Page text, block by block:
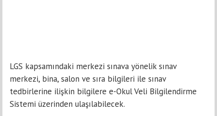
LGS kapsamındaki merkezi sınava yönelik sınav
merkezi, bina, salon ve sıra bilgileri ile sınav
tedbirlerine ilişkin bilgilere e-Okul Veli Bilgilendirme
Sistemi üzerinden ulaşılabilecek.